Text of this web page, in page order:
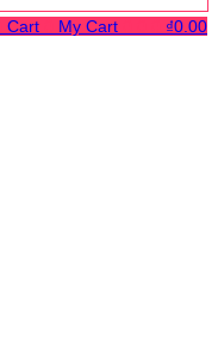
Cart My Cart ₫0.00